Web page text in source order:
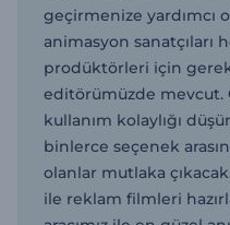
geçirmenize yardımcı
animasyon sanatçıları
prodüktörleri için
editörümüzde mevcut.
kullanım kolaylığı
binlerce seçenek
olanlar mutlaka
ile reklam filmleri